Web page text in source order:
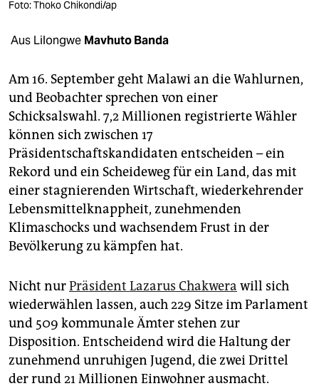
genossenschaft
epaper login
Foto: Thoko Chikondi/ap
Aus Lilongwe Mavhuto Banda
Am 16. September geht Malawi an die Wahlurnen,
und Beobachter sprechen von einer
Schicksalswahl. 7,2 Millionen registrierte Wähler
können sich zwischen 17
Präsidentschaftskandidaten entscheiden – ein
Rekord und ein Scheideweg für ein Land, das mit
einer stagnierenden Wirtschaft, wiederkehrender
Lebensmittelknappheit, zunehmenden
Klimaschocks und wachsendem Frust in der
Bevölkerung zu kämpfen hat.
Nicht nurPräsident Lazarus Chakwera will sich
wiederwählen lassen, auch 229 Sitze im Parlament
und 509 kommunale Ämter stehen zur
Disposition. Entscheidend wird die Haltung der
zunehmend unruhigen Jugend, die zwei Drittel
der rund 21 Millionen Einwohner ausmacht.